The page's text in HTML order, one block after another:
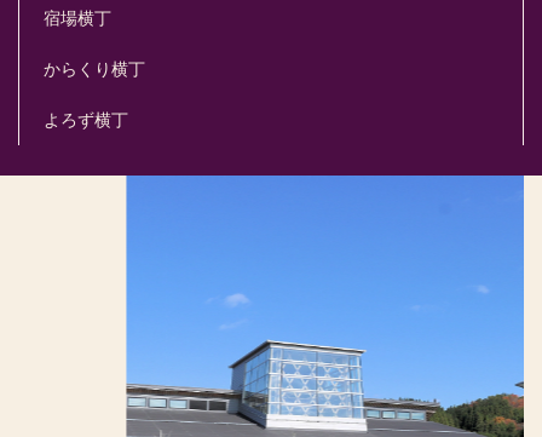
宿場横丁
からくり横丁
よろず横丁